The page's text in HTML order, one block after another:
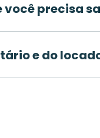
você precisa
e do